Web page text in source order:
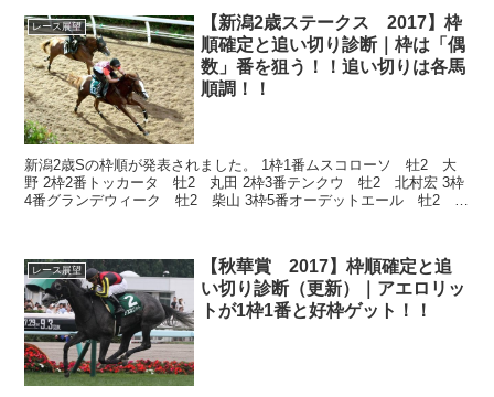
レース展望
【新潟2歳ステークス 2017】枠
順確定と追い切り診断｜枠は「偶
数」番を狙う！！追い切りは各馬
順調！！
新潟2歳Sの枠順が発表されました。 1枠1番ムスコローソ 牡2 大
野 2枠2番トッカータ 牡2 丸田 2枠3番テンクウ 牡2 北村宏 3枠
4番グランデウィーク 牡2 柴山 3枠5番オーデットエール 牡2 柴
レース展望
【秋華賞 2017】枠順確定と追
い切り診断（更新）｜アエロリッ
トが1枠1番と好枠ゲット！！